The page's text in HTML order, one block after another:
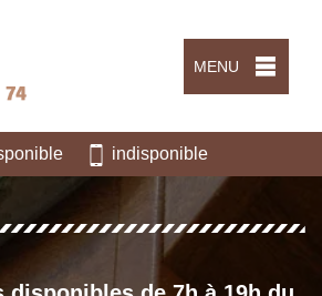
MENU
indisponible